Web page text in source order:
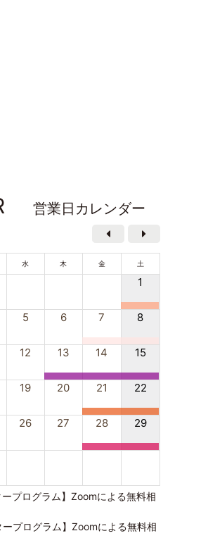
営業日カレンダー
水 木 金 土
1
5 6 7 8
12 13 14 15
19 20 21 22
26 27 28 29
プログラム】Zoomによる無料相
プログラム】Zoomによる無料相